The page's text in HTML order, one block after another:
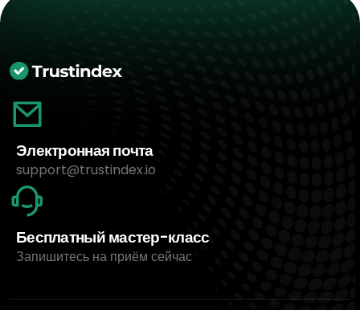
Электронная почта
support@trustindex.io
Бесплатный мастер-класс
Запишитесь на приём сейчас